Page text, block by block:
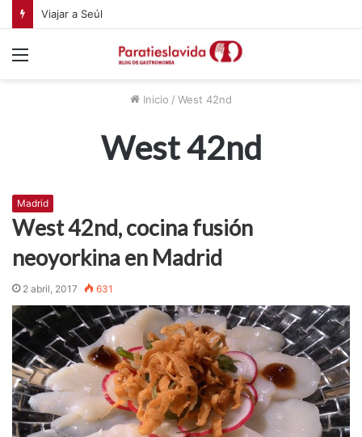
Viajar a Seúl
Inicio / West 42nd
West 42nd
Madrid
West 42nd, cocina fusión
neoyorkina en Madrid
2 abril, 2017 631